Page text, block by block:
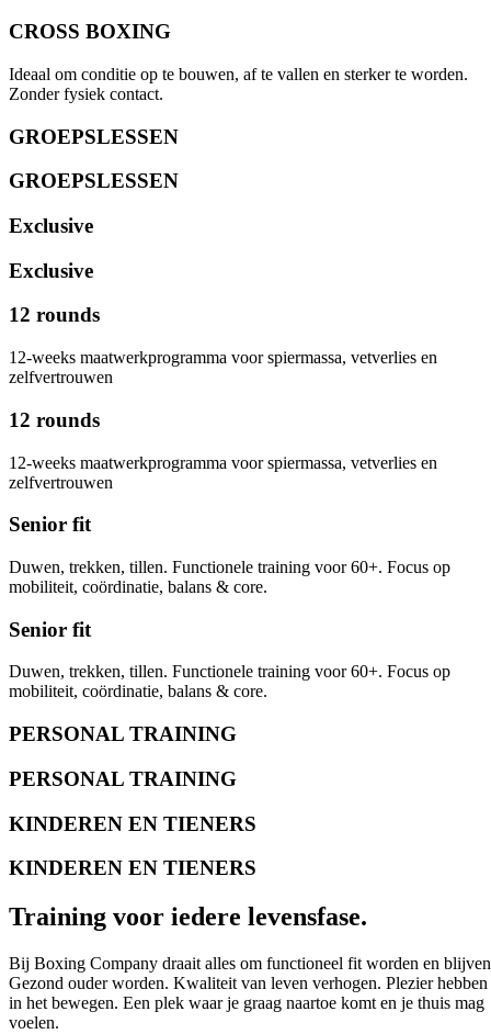
CROSS BOXING
Ideaal om conditie op te bouwen, af te vallen en sterker te worden.
Zonder fysiek contact.
GROEPSLESSEN
GROEPSLESSEN
Exclusive
Exclusive
12 rounds
12-weeks maatwerkprogramma voor spiermassa, vetverlies en
zelfvertrouwen
12 rounds
12-weeks maatwerkprogramma voor spiermassa, vetverlies en
zelfvertrouwen
Senior fit
Duwen, trekken, tillen. Functionele training voor 60+. Focus op
mobiliteit, coördinatie, balans & core.
Senior fit
Duwen, trekken, tillen. Functionele training voor 60+. Focus op
mobiliteit, coördinatie, balans & core.
PERSONAL TRAINING
PERSONAL TRAINING
KINDEREN EN TIENERS
KINDEREN EN TIENERS
Training voor iedere levensfase.
Bij Boxing Company draait alles om functioneel fit worden en
Gezond ouder worden. Kwaliteit van leven verhogen. Plezier hebben
in het bewegen. Een plek waar je graag naartoe komt en je thuis mag
voelen.